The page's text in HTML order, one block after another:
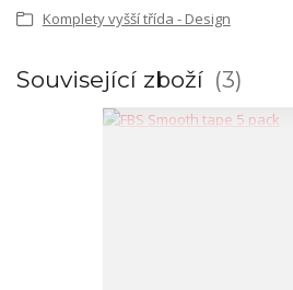
Komplety vyšší třída - Design
Související zboží 3